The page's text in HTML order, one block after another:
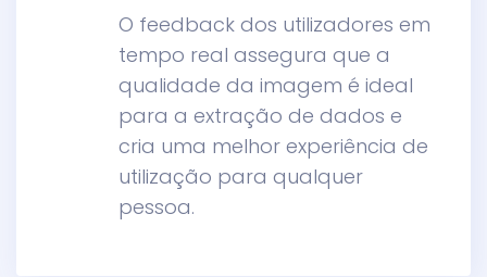
O feedback dos utilizadores em
tempo real assegura que a
qualidade da imagem é ideal
para a extração de dados e
cria uma melhor experiência de
utilização para qualquer
pessoa.